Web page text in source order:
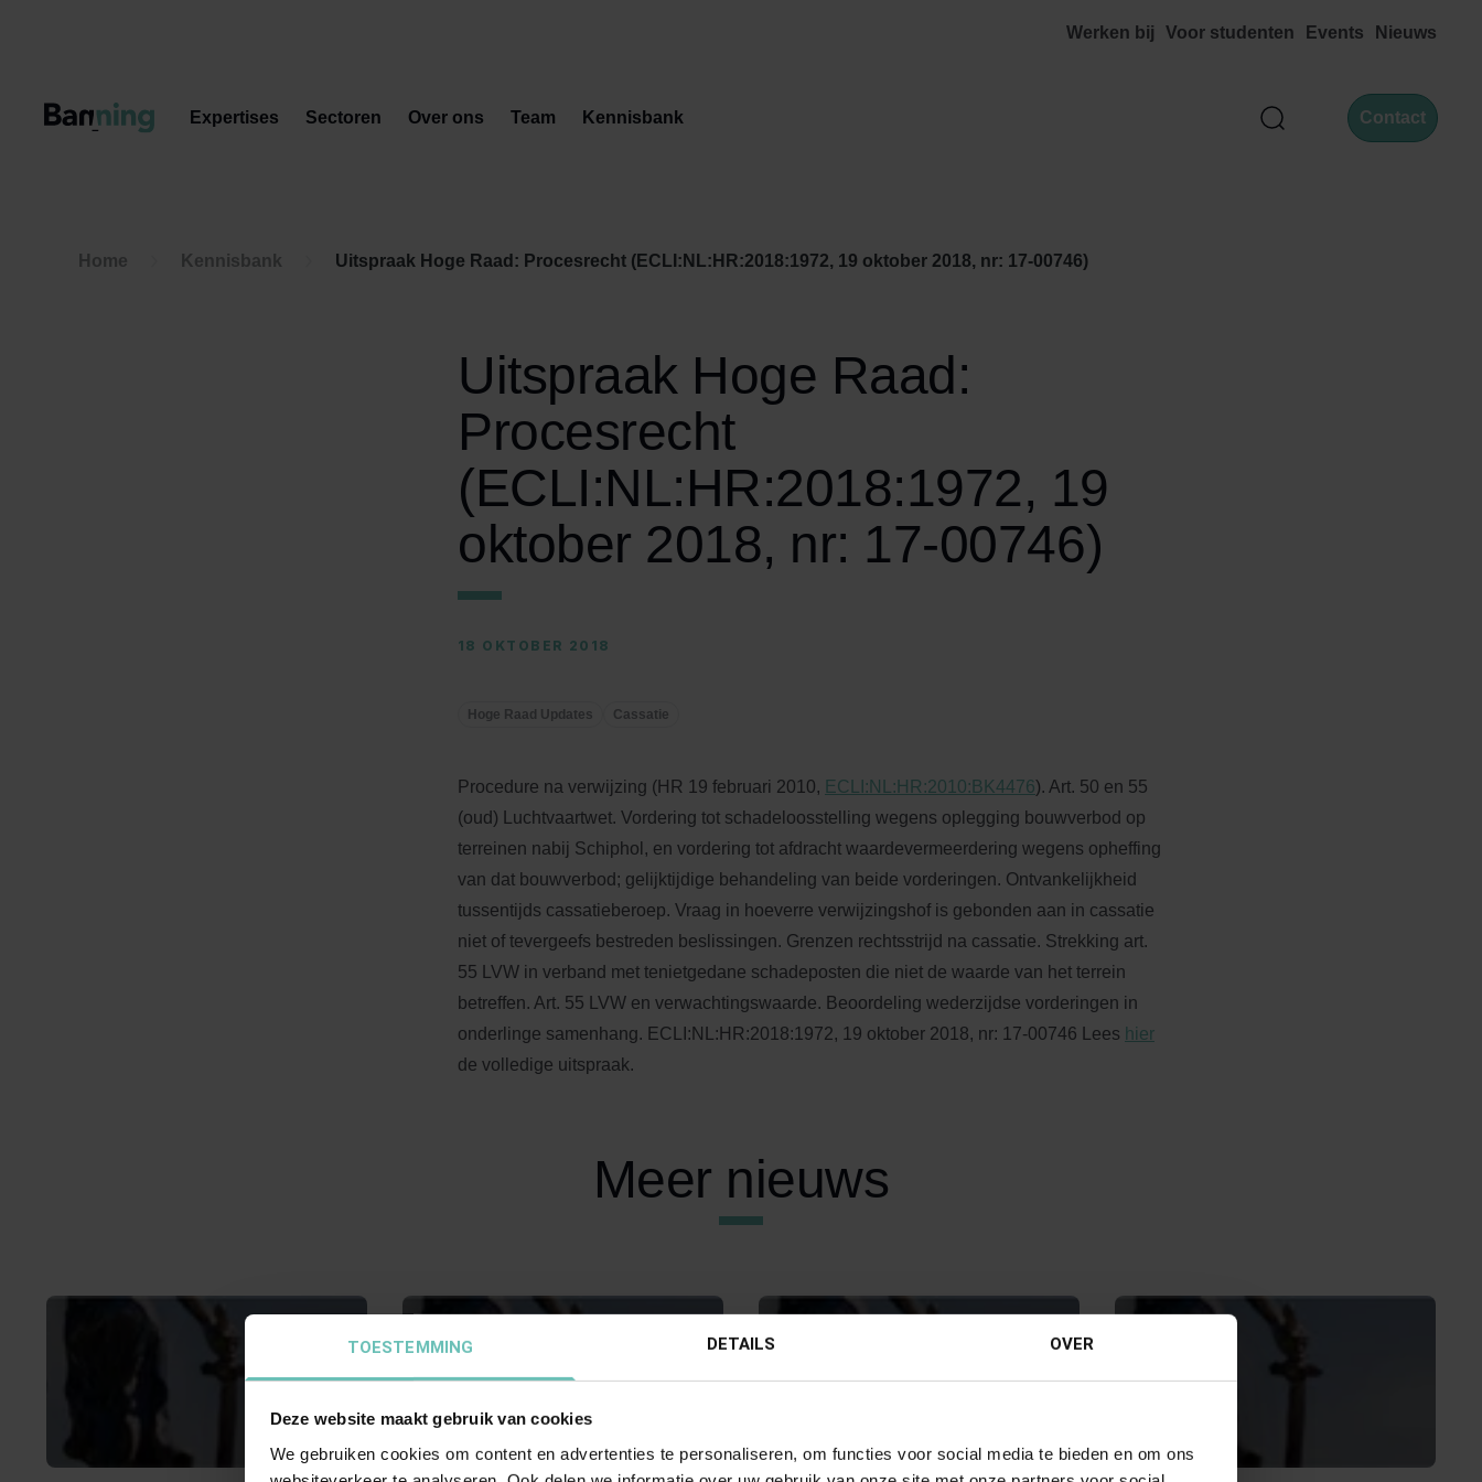
TOESTEMMING DETAILS OVER
Deze website maakt gebruik van cookies
We gebruiken cookies om content en advertenties te personaliseren, om functies voor social media te bieden en om ons
Werken bij Voor studenten Events Nieuws
Zoek Contact
Expertises Sectoren Over ons Team Kennisbank
Home Kennisbank Uitspraak Hoge Raad: Procesrecht (ECLI:NL:HR:2018:1972, 19 oktober 2018, nr: 17-00746)
Uitspraak Hoge Raad:
Procesrecht
(ECLI:NL:HR:2018:1972, 19
oktober 2018, nr: 17-00746)
18 OKTOBER 2018
Hoge Raad Updates Cassatie
Procedure na verwijzing (HR 19 februari 2010, ECLI:NL:HR:2010:BK4476). Art. 50 en 55
(oud) Luchtvaartwet. Vordering tot schadeloosstelling wegens oplegging bouwverbod op
terreinen nabij Schiphol, en vordering tot afdracht waardevermeerdering wegens opheffing
van dat bouwverbod; gelijktijdige behandeling van beide vorderingen. Ontvankelijkheid
tussentijds cassatieberoep. Vraag in hoeverre verwijzingshof is gebonden aan in cassatie
niet of tevergeefs bestreden beslissingen. Grenzen rechtsstrijd na cassatie. Strekking art.
55 LVW in verband met tenietgedane schadeposten die niet de waarde van het terrein
betreffen. Art. 55 LVW en verwachtingswaarde. Beoordeling wederzijdse vorderingen in
onderlinge samenhang. ECLI:NL:HR:2018:1972, 19 oktober 2018, nr: 17-00746 Lees hier
de volledige uitspraak.
Meer nieuws